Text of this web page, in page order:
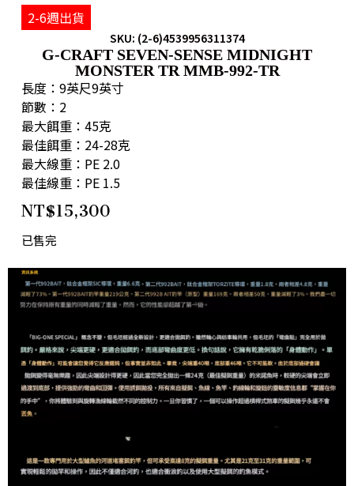
2-6週出貨
SKU: (2-6)4539956311374
G-CRAFT SEVEN-SENSE MIDNIGHT
MONSTER TR MMB-992-TR
長度：9英尺9英寸
節數：2
最大餌重：45克
最佳餌重：24-28克
最大線重：PE 2.0
最佳線重：PE 1.5
NT$15,300
已售完